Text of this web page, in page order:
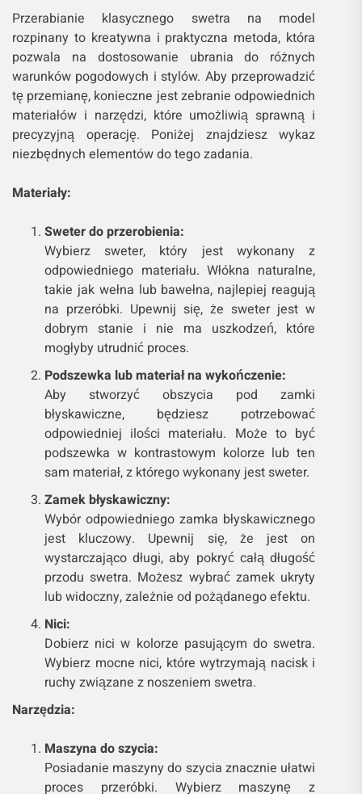
Przerabianie klasycznego swetra na model
rozpinany to kreatywna i praktyczna metoda, która
pozwala na dostosowanie ubrania do różnych
warunków pogodowych i stylów. Aby przeprowadzić
tę przemianę, konieczne jest zebranie odpowiednich
materiałów i narzędzi, które umożliwią sprawną i
precyzyjną operację. Poniżej znajdziesz wykaz
niezbędnych elementów do tego zadania.
Materiały:
Sweter do przerobienia:
Wybierz sweter, który jest wykonany z
odpowiedniego materiału. Włókna naturalne,
takie jak wełna lub bawełna, najlepiej reagują
na przeróbki. Upewnij się, że sweter jest w
dobrym stanie i nie ma uszkodzeń, które
mogłyby utrudnić proces.
Podszewka lub materiał na wykończenie:
Aby stworzyć obszycia pod zamki
błyskawiczne, będziesz potrzebować
odpowiedniej ilości materiału. Może to być
podszewka w kontrastowym kolorze lub ten
sam materiał, z którego wykonany jest sweter.
Zamek błyskawiczny:
Wybór odpowiedniego zamka błyskawicznego
jest kluczowy. Upewnij się, że jest on
wystarczająco długi, aby pokryć całą długość
przodu swetra. Możesz wybrać zamek ukryty
lub widoczny, zależnie od pożądanego efektu.
Nici:
Dobierz nici w kolorze pasującym do swetra.
Wybierz mocne nici, które wytrzymają nacisk i
ruchy związane z noszeniem swetra.
Narzędzia:
Maszyna do szycia:
Posiadanie maszyny do szycia znacznie ułatwi
proces przeróbki. Wybierz maszynę z